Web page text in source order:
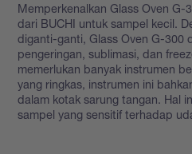
Memperkenalkan Glass Oven G-
dari BUCHI untuk sampel kecil.
diganti-ganti, Glass Oven G-300
pengeringan, sublimasi, dan
memerlukan banyak instrumen
yang ringkas, instrumen ini
dalam kotak sarung tangan. Hal
sampel yang sensitif terhadap